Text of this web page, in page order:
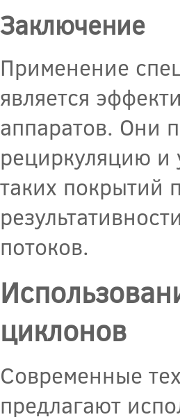
Заключение
Применение
является
аппаратов. Они
рециркуляцию и
таких покрытий
потоков.
циклонов
Современные
предлагают